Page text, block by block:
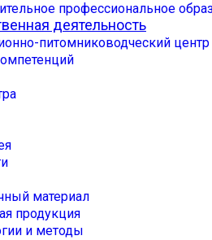
профессиональное
деятельность
питомниководческий центр
материал
продукция
и методы